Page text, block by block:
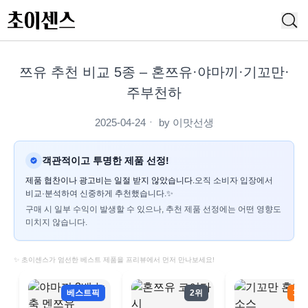
쯔유 추천 비교 5종 – 혼쯔유·야마끼·기꼬만·
주부천하
2025-04-24ㆍ by 이맛선생
객관적이고 투명한 제품 선정!
제품 협찬이나 광고비는 일절 받지 않았습니다.오직 소비자 입장에서
비교·분석하여 신중하게 추천했습니다.✨
구매 시 일부 수익이 발생할 수 있으나, 추천 제품 선정에는 어떤 영향도
미치지 않습니다.
✨ 초이센스가 엄선한 베스트 제품을 프리뷰에서 먼저 만나보세요!
베스트픽 2위 3위